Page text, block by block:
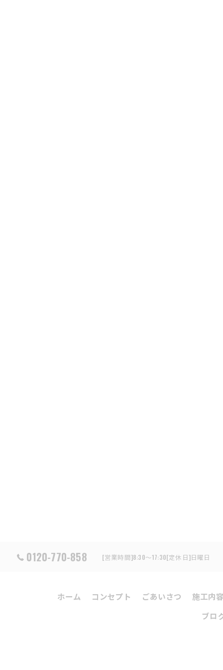
0120-770-858 [営業時間]8:30～17:30[定休日]日曜日
ホーム コンセプト ごあいさつ
施工内
ブロ